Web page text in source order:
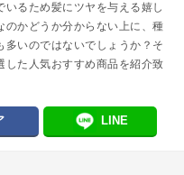
るため髪にツヤを与える嬉し
のかどうか分からない上に、種
いのではないでしょうか？そ
した人気おすすめ商品を紹介致
LINE